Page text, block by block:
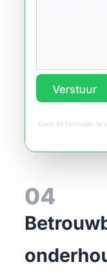
Verstuur
Door dit formulier te
04